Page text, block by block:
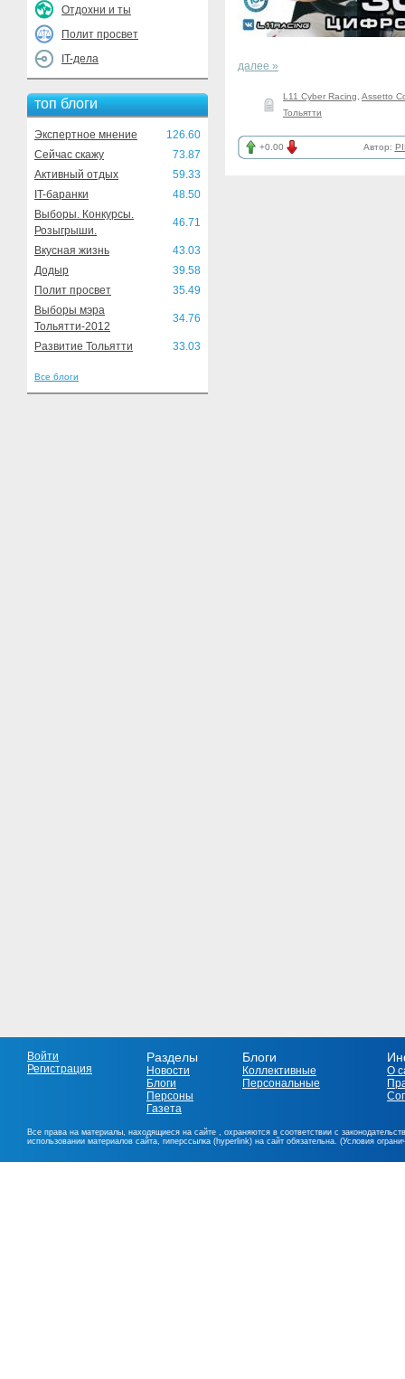
Отдохни и ты
Полит просвет
IT-дела
топ блоги
Экспертное мнение
126.60
Сейчас скажу
73.87
Активный отдых
59.33
IT-баранки
48.50
Выборы. Конкурсы.
Розыгрыши.
46.71
Вкусная жизнь
43.03
Додыр
39.58
Полит просвет
35.49
Выборы мэра
Тольятти-2012
34.76
Развитие Тольятти 33.03
Все блоги
далее »
L11 Cyber Racing Assetto
Тольятти
+0.00 Автор:
Войти
Регистрация
Разделы
Новости
Блоги
Персоны
Газета
Блоги
Коллективные
Персональные
О
Все права на материалы, находящиеся на сайте , охраняются в соответствии с
использовании материалов сайта, гиперссылка (hyperlink) на сайт обязательна. (Условия